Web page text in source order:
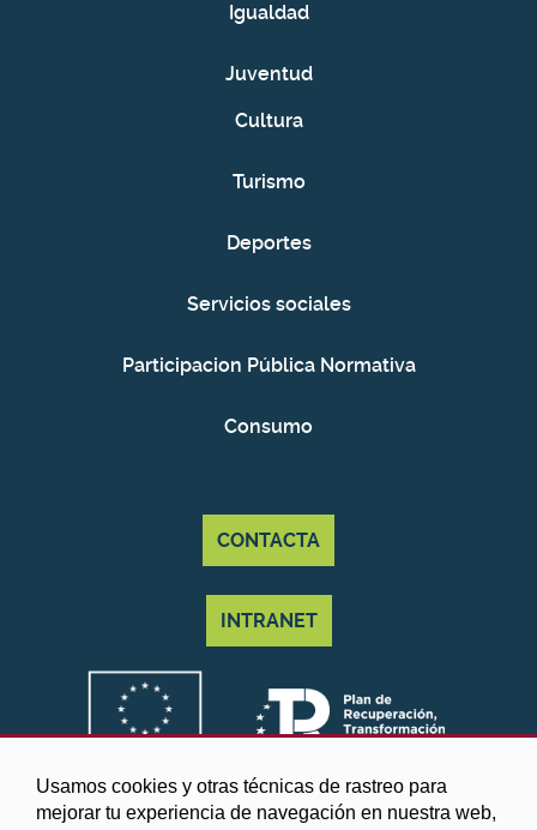
Usamos cookies y otras técnicas de rastreo para
mejorar tu experiencia de navegación en nuestra web,
Igualdad
Juventud
Cultura
Turismo
Deportes
Servicios sociales
Participacion Pública Normativa
Consumo
CONTACTA
INTRANET